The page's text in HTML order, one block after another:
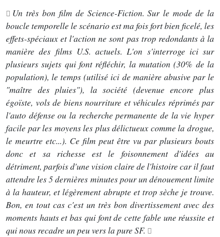
Un très bon film de Science-Fiction. Sur le mode de la
boucle temporelle le scénario est ma fois fort bien ficelé, les
effets-spéciaux et l'action ne sont pas trop redondants à la
manière des films U.S. actuels. L'on s'interroge ici sur
plusieurs sujets qui font réfléchir, la mutation (30% de la
population), le temps (utilisé ici de manière abusive par le
"maître des pluies"), la société (devenue encore plus
égoïste, vols de biens nourriture et véhicules réprimés par
l'auto défense ou la recherche permanente de la vie hyper
facile par les moyens les plus délictueux comme la drogue,
le meurtre etc...). Ce film peut être vu par plusieurs bouts
donc et sa richesse est le foisonnement d'idées au
détriment, parfois d'une vision claire de l'histoire car il faut
attendre les 5 dernières minutes pour un dénouement limite
à la hauteur, et légèrement abrupte et trop sèche je trouve.
Bon, en tout cas c'est un très bon divertissement avec des
moments hauts et bas qui font de cette fable une réussite et
qui nous recadre un peu vers la pure SF.